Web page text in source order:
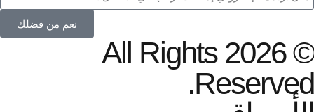
© 2026 All